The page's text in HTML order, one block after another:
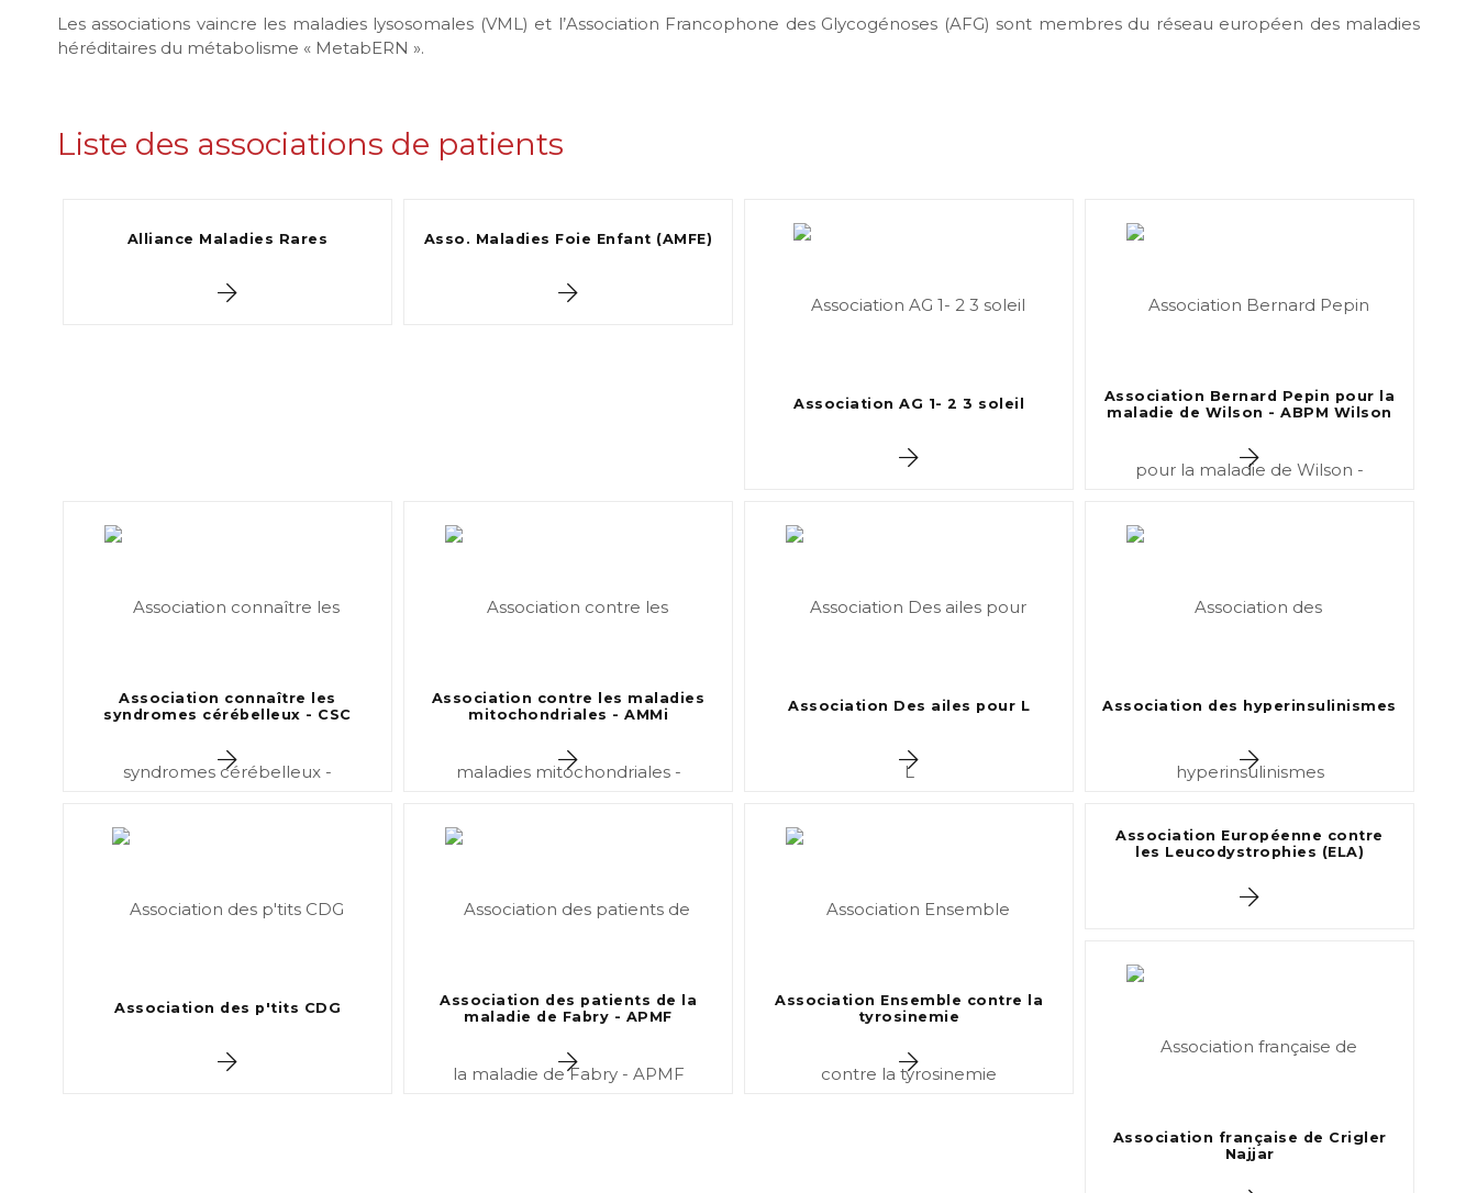
Les associations vaincre les maladies lysosomales (VML) et l’Association Francophone des Glycogénoses (AFG) sont membres du réseau européen des maladies
héréditaires du métabolisme « MetabERN ».
Liste des associations de patients
Alliance Maladies Rares Asso. Maladies Foie Enfant (AMFE)
Association AG 1- 2 3 soleil
Association Bernard Pepin pour la
maladie de Wilson - ABPM Wilson
Association connaître les
syndromes cérébelleux - CSC
Association contre les maladies
mitochondriales - AMMi
Association Des ailes pour L Association des hyperinsulinismes
Association des p'tits CDG
Association des patients de la
maladie de Fabry - APMF
Association Ensemble contre la
tyrosinemie
Association Européenne contre
les Leucodystrophies (ELA)
Association française de Crigler
Najjar